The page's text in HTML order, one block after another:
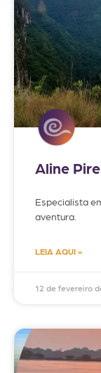
Aline
Especialista
aventura.
LEIA AQUI »
12 de fevereiro